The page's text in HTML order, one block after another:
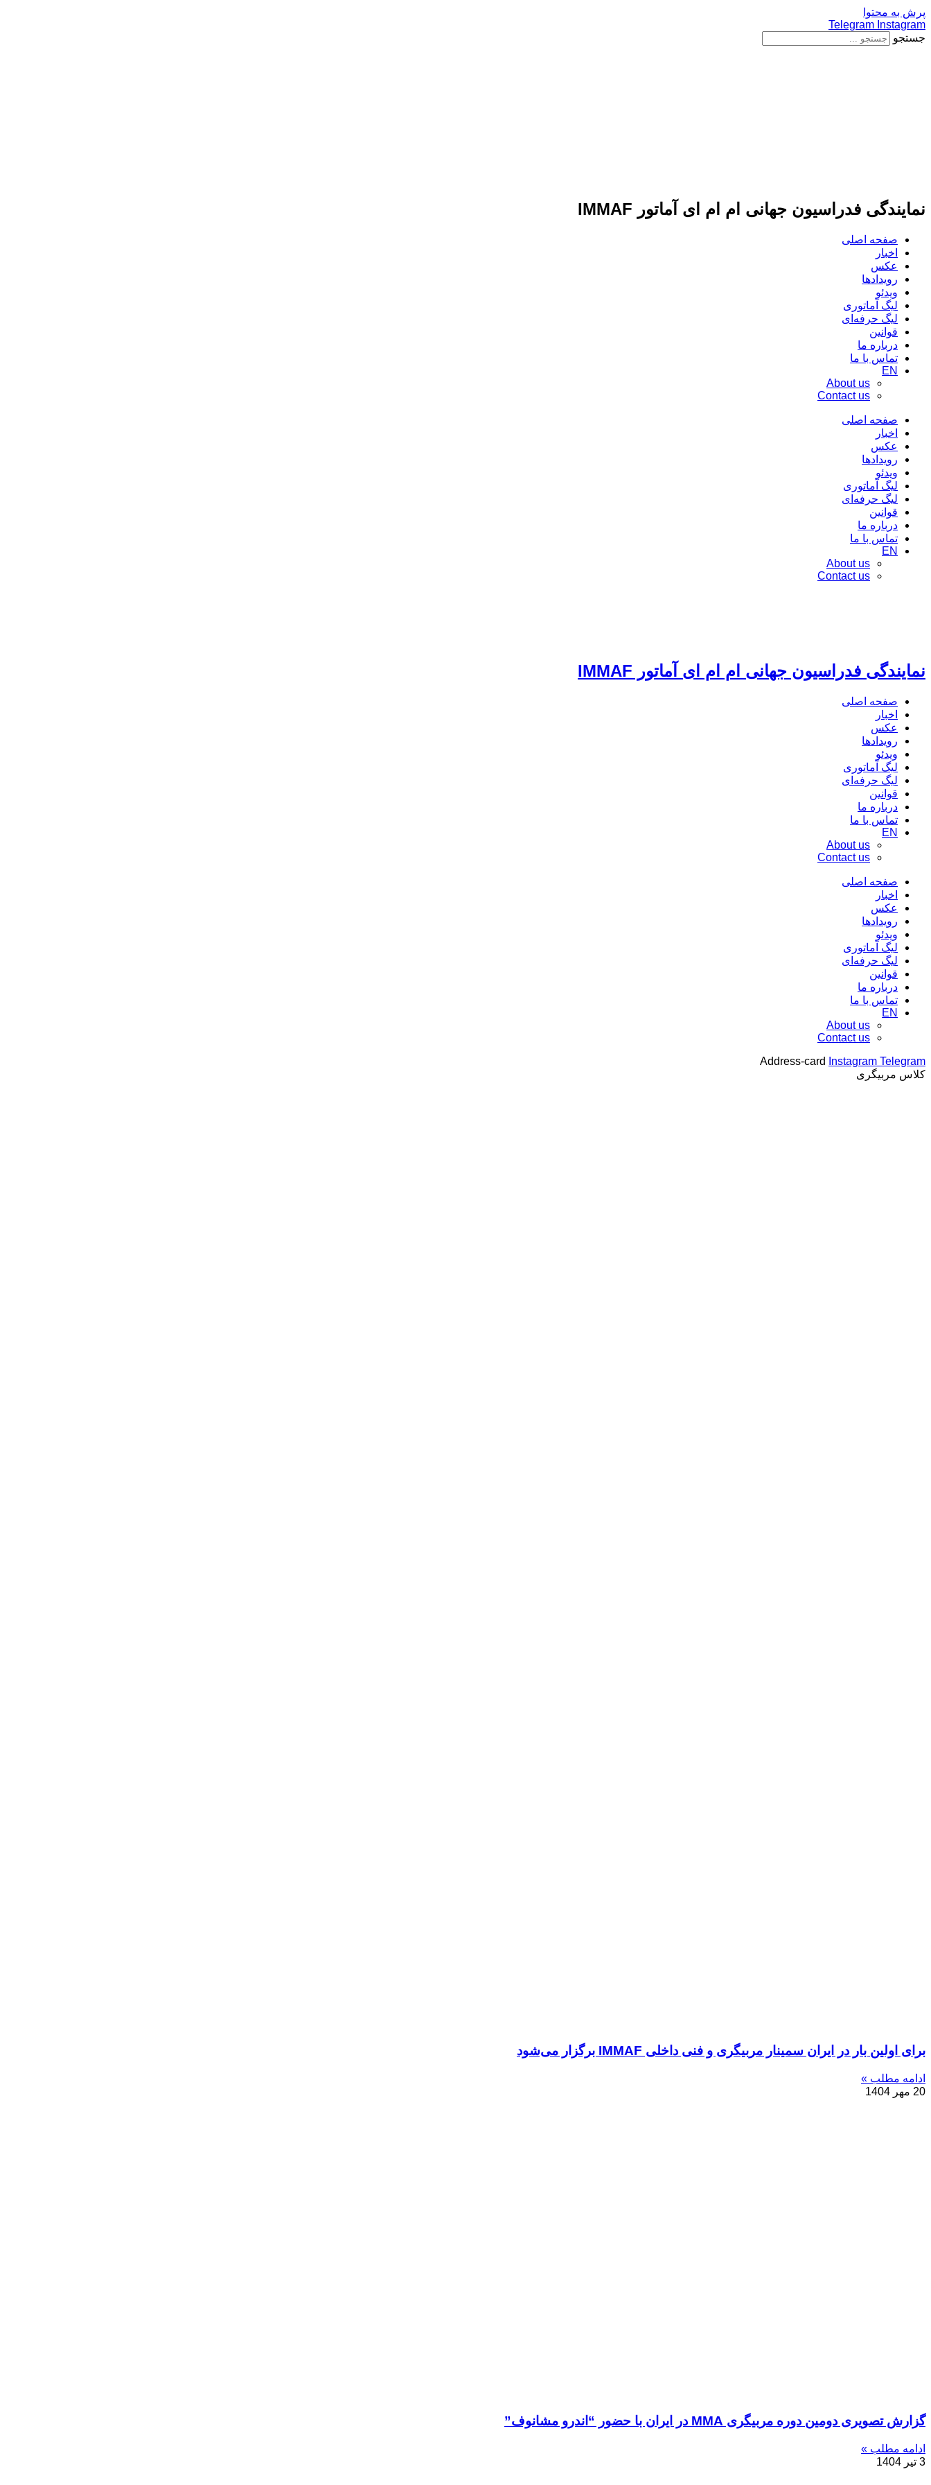
پرش به محتوا
Telegram Instagram
جستجو
نمایندگی فدراسیون جهانی ام ام ای آماتور IMMAF
صفحه اصلی
اخبار
عکس
رویدادها
ویدئو
لیگ آماتوری
لیگ حرفه‌ای
قوانین
درباره ما
تماس با ما
EN
About us
Contact us
صفحه اصلی
اخبار
عکس
رویدادها
ویدئو
لیگ آماتوری
لیگ حرفه‌ای
قوانین
درباره ما
تماس با ما
EN
About us
Contact us
نمایندگی فدراسیون جهانی ام ام ای آماتور IMMAF
صفحه اصلی
اخبار
عکس
رویدادها
ویدئو
لیگ آماتوری
لیگ حرفه‌ای
قوانین
درباره ما
تماس با ما
EN
About us
Contact us
صفحه اصلی
اخبار
عکس
رویدادها
ویدئو
لیگ آماتوری
لیگ حرفه‌ای
قوانین
درباره ما
تماس با ما
EN
About us
Contact us
Address-card
Instagram Telegram
کلاس مربیگری
برای اولین بار در ایران سمینار مربیگری و فنی داخلی IMMAF برگزار می‌شود
ادامه مطلب »
20 مهر 1404
گزارش تصویری دومین دوره مربیگری MMA در ایران با حضور “اندرو مشانوف”
ادامه مطلب »
3 تیر 1404